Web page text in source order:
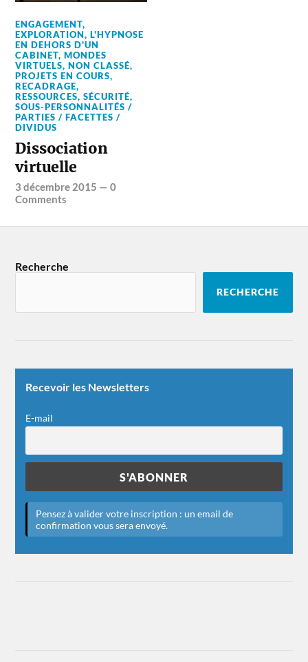
ENGAGEMENT,
EXPLORATION,L'HYPNOSE
EN DEHORS D'UN
CABINET,MONDES
VIRTUELS,NON CLASSÉ,
PROJETS EN COURS,
RECADRAGE,
RESSOURCES,SÉCURITÉ,
SOUS-PERSONNALITÉS /
PARTIES / FACETTES /
DIVIDUS
Dissociation
virtuelle
3 décembre 2015 —0
Comments
Recherche
RECHERCHE
Recevoir les Newsletters
E-mail